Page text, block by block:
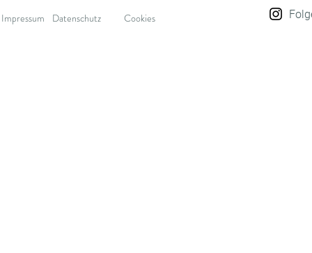
Impressum Datenschutz Cookies